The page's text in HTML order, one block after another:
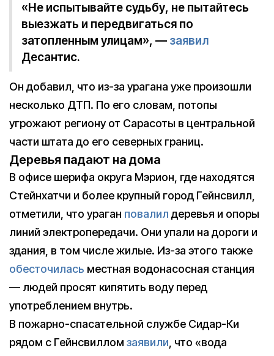
«Не испытывайте судьбу, не пытайтесь
выезжать и передвигаться по
затопленным улицам», — заявил
Десантис.
Он добавил, что из-за урагана уже произошли
несколько ДТП. По его словам, потопы
угрожают региону от Сарасоты в центральной
части штата до его северных границ.
Деревья падают на дома
В офисе шерифа округа Мэрион, где находятся
Стейнхатчи и более крупный город Гейнсвилл,
отметили, что ураган повалил деревья и опоры
линий электропередачи. Они упали на дороги и
здания, в том числе жилые. Из-за этого также
обесточилась местная водонасосная станция
— людей просят кипятить воду перед
употреблением внутрь.
В пожарно-спасательной службе Сидар-Ки
рядом с Гейнсвиллом заявили, что «вода